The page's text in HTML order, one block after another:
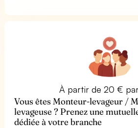
À partir de 20 €
Vous êtes Monteur-levageur /
levageuse ? Prenez une
dédiée à votre branche